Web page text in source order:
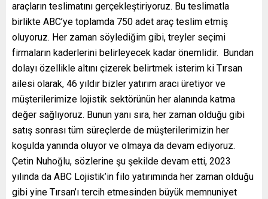
araçların teslimatını gerçekleştiriyoruz. Bu teslimatla
birlikte ABC’ye toplamda 750 adet araç teslim etmiş
oluyoruz. Her zaman söylediğim gibi, treyler seçimi
firmaların kaderlerini belirleyecek kadar önemlidir. Bundan
dolayı özellikle altını çizerek belirtmek isterim ki Tırsan
ailesi olarak, 46 yıldır bizler yatırım aracı üretiyor ve
müşterilerimize lojistik sektörünün her alanında katma
değer sağlıyoruz. Bunun yanı sıra, her zaman olduğu gibi
satış sonrası tüm süreçlerde de müşterilerimizin her
koşulda yanında oluyor ve olmaya da devam ediyoruz.
Çetin Nuhoğlu, sözlerine şu şekilde devam etti, 2023
yılında da ABC Lojistik’in filo yatırımında her zaman olduğu
gibi yine Tırsan’ı tercih etmesinden büyük memnuniyet